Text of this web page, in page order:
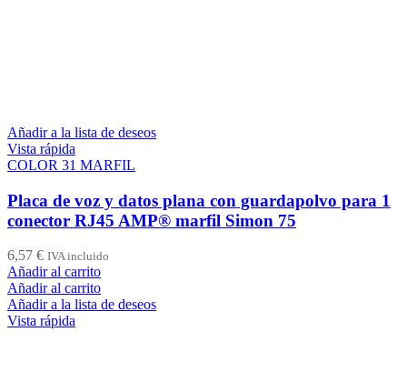
Añadir a la lista de deseos
Vista rápida
COLOR 31 MARFIL
Placa de voz y datos plana con guardapolvo para 1
conector RJ45 AMP® marfil Simon 75
6,57 € IVA incluido
Añadir al carrito
Añadir al carrito
Añadir a la lista de deseos
Vista rápida